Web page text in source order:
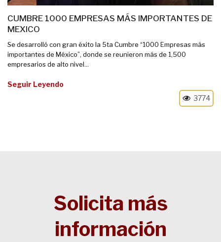
CUMBRE 1000 EMPRESAS MÁS IMPORTANTES DE
MEXICO
Se desarrolló con gran éxito la 5ta Cumbre “1000 Empresas más
importantes de México”, donde se reunieron más de 1,500
empresarios de alto nivel...
Seguir Leyendo
3774
Solicita más
información